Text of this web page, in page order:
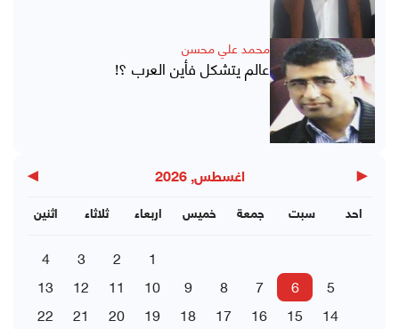
محمد علي محسن
عالم يتشكل فأين العرب ؟!
◀ اغسطس, 2026 ▶
اثنين ثلاثاء اربعاء خميس جمعة سبت احد
1
2
3
4
5
6
7
8
9
10
11
12
13
14
15
16
17
18
19
20
21
22